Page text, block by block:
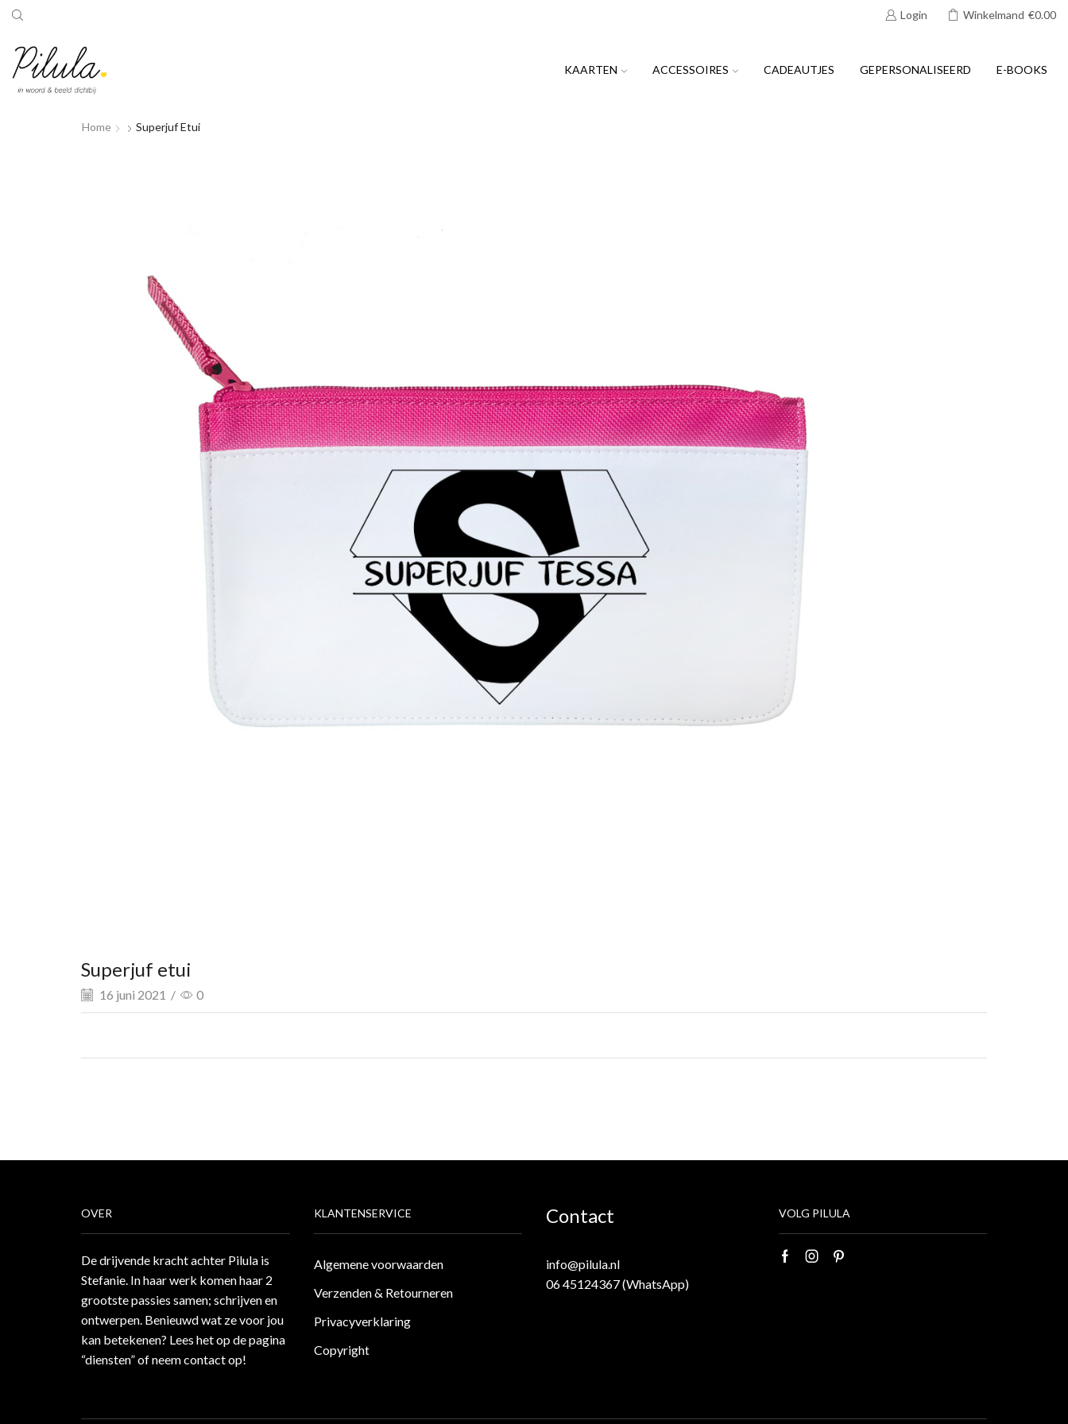
Login Winkelmand €0.00
KAARTEN ACCESSOIRES CADEAUTJES GEPERSONALISEERD E-BOOKS
Home Superjuf Etui
Superjuf etui
16 juni 2021 / 0
OVER
De drijvende kracht achter Pilula is
Stefanie. In haar werk komen haar 2
grootste passies samen; schrijven en
ontwerpen. Benieuwd wat ze voor jou
kan betekenen? Lees het op de pagina
“diensten”of neemcontactop!
KLANTENSERVICE
Algemene voorwaarden
Verzenden & Retourneren
Privacyverklaring
Copyright
Contact
info@pilula.nl
06 45124367 (WhatsApp)
VOLG PILULA
Facebook
InstagramPinterest